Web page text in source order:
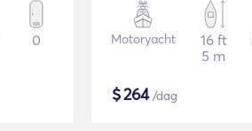
0 Motoryacht
16 ft
5 m
$264/dag